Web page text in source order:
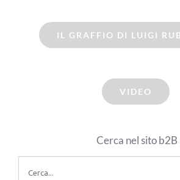
IL GRAFFIO DI LUIGI
VIDEO
Cerca nel sito b2B
per: